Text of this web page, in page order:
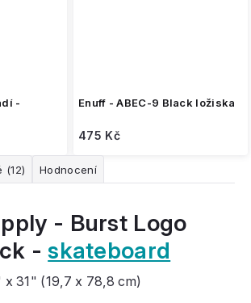
-
Enuff - ABEC-9 Black ložiska
475 Kč
(12) Hodnocení
- Burst Logo
-skateboard
x 31" (19,7 x 78,8 cm)